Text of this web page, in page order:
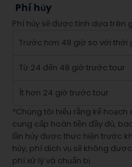
Phí hủy
Phí hủy sẽ được tính dựa trên
Trước hơn 48 giờ so với thời
Từ 24 đến 48 giờ trước tour
Ít hơn 24 giờ trước tour
*Chúng tôi hiểu rằng kế hoạch
cung cấp hoàn tiền đầy đủ,
lần hủy được thực hiện trước
hủy, phí dịch vụ sẽ không
phí xử lý và chuẩn bị.